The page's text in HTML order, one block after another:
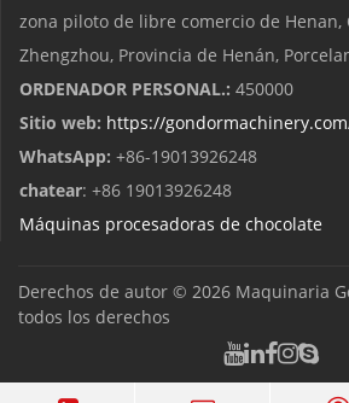
zona piloto de libre comercio de Henan,
Zhengzhou, Provincia de Henán,
ORDENADOR PERSONAL.: 450000
Sitio web: https://
WhatsApp: +86-19013926248
chatear: +86 19013926248
Máquinas procesadoras de chocolate
Derechos de autor © 2026 Maquinaria
todos los derechos